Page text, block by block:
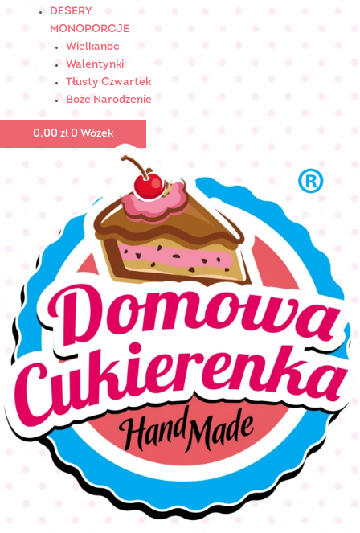
DESERY
MONOPORCJE
Wielkanoc
Walentynki
Tłusty Czwartek
Boże Narodzenie
0.00 zł 0 Wózek